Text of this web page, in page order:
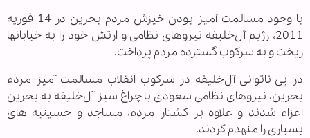
با وجود مسالمت آمیز بودن خیزش مردم بحرین در 14 فوریه
2011، رژیم آل‌خلیفه نیروهای نظامی و ارتش خود را به خیابانها
ریخت و به سرکوب گسترده مردم پرداخت.
در پی ناتوانی آل‌خلیفه در سرکوب انقلاب مسالمت آمیز مردم
بحرین، نیروهای نظامی سعودی با چراغ سبز آل‌خلیفه به بحرین
اعزام شدند و علاوه بر کشتار مردم، مساجد و حسینیه های
بسیاری را منهدم کردند.